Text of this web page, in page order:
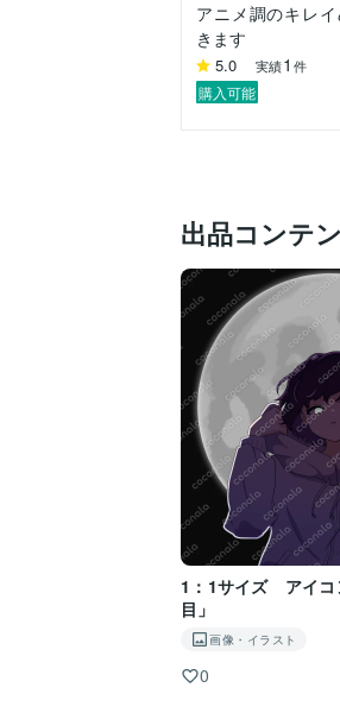
アニメ調のキレ
きます
5.0 実績1 件
購入可能
出品コンテ
1：1サイズ アイコ
目」
画像・イラスト
0